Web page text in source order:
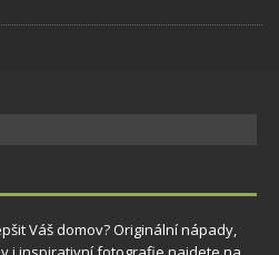
Váš domov? Originální nápady,